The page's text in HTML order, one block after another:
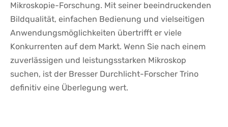
Mikroskopie-Forschung. Mit seiner ​beeindruckenden
Bildqualität, einfachen Bedienung ⁣und vielseitigen
Anwendungsmöglichkeiten‍ übertrifft er viele
Konkurrenten auf dem Markt. Wenn Sie nach einem
zuverlässigen und leistungsstarken Mikroskop
suchen, ist der Bresser Durchlicht-Forscher Trino
definitiv eine Überlegung wert.